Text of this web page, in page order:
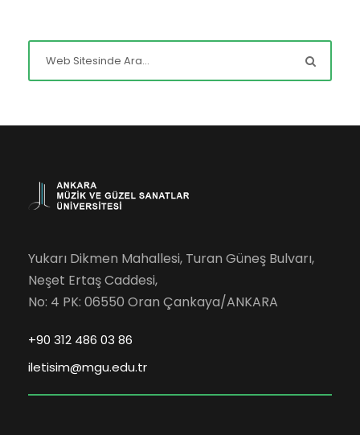
Yukarı Dikmen Mahallesi, Turan Güneş Bulvarı,
Neşet Ertaş Caddesi,
No: 4 PK: 06550 Oran Çankaya/ANKARA
+90 312 486 03 86
iletisim@mgu.edu.tr